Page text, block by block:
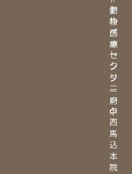
ヤ
ル
ペ
ッ
ト
ク
リ
ニ
ッ
ク
西
馬
込
本
院
動
物
医
療
セ
ン
タ
ー
府
中